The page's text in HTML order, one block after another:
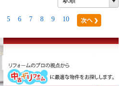
5 6 7 8 9 10